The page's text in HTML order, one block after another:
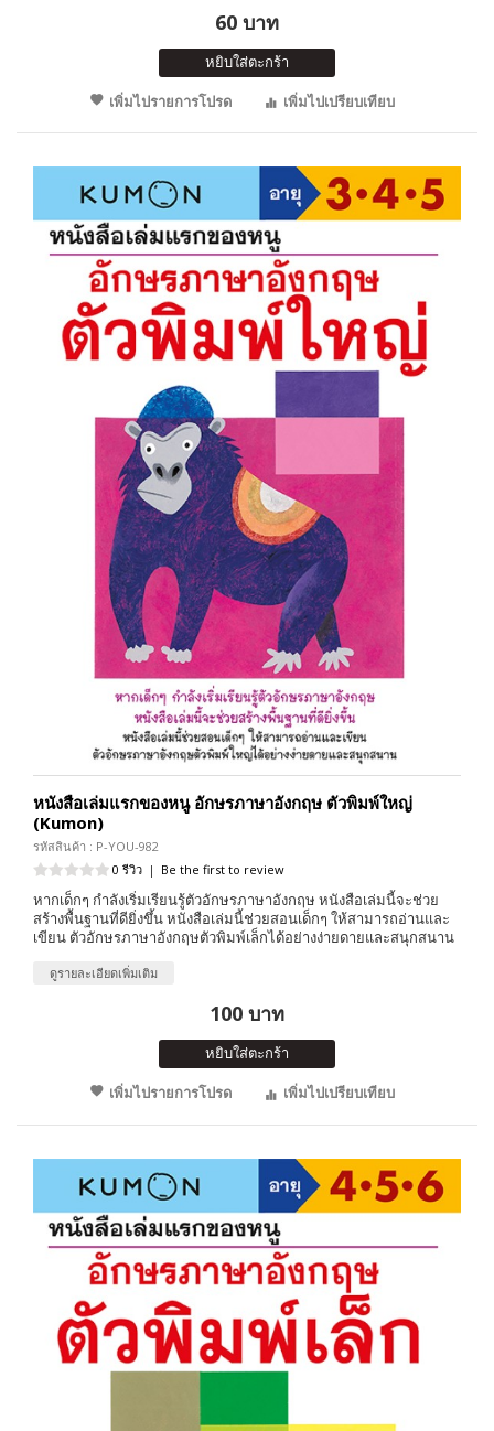
60 บาท
หยิบใส่ตะกร้า
เพิ่มไปรายการโปรด
เพิ่มไปเปรียบเทียบ
หนังสือเล่มแรกของหนู อักษรภาษาอังกฤษ ตัวพิมพ์ใหญ่
(Kumon)
รหัสสินค้า : P-YOU-982
0 รีวิว | Be the first to review
หากเด็กๆ กำลังเริ่มเรียนรู้ตัวอักษรภาษาอังกฤษ หนังสือเล่มนี้จะช่วย
สร้างพื้นฐานที่ดียิ่งขึ้น หนังสือเล่มนี้ช่วยสอนเด็กๆ ให้สามารถอ่านและ
เขียน ตัวอักษรภาษาอังกฤษตัวพิมพ์เล็กได้อย่างง่ายดายและสนุกสนาน
ดูรายละเอียดเพิ่มเติม
100 บาท
หยิบใส่ตะกร้า
เพิ่มไปรายการโปรด
เพิ่มไปเปรียบเทียบ